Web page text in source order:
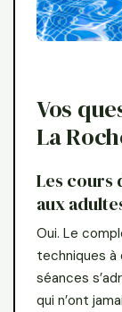
Vos
La
Les cours
aux
Oui. Le
techniques à
séances
qui n’ont